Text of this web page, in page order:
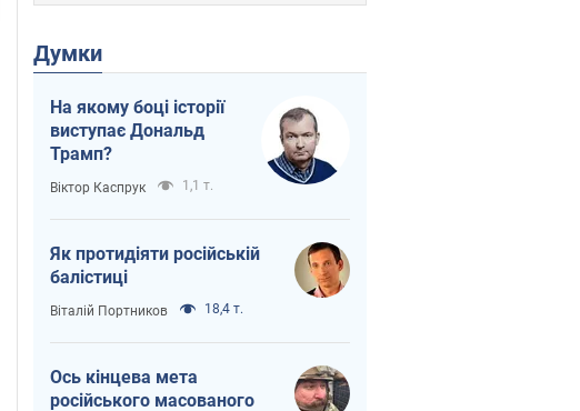
Думки
На якому боці історії
виступає Дональд
Трамп?
Віктор Каспрук 1,1 т.
Як протидіяти російській
балістиці
Віталій Портников 18,4 т.
Ось кінцева мета
російського масованого